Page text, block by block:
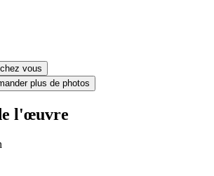
vous
plus de photos
l'œuvre